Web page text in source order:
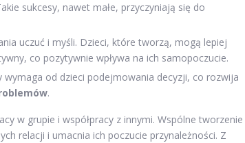
sukcesy, nawet małe, przyczyniają się do
uczuć i myśli. Dzieci, które tworzą, mogą lepiej
co pozytywnie wpływa na ich samopoczucie.
wymaga od dzieci podejmowania decyzji, co rozwija
.
w grupie i współpracy z innymi. Wspólne tworzenie
relacji i umacnia ich poczucie przynależności. Z